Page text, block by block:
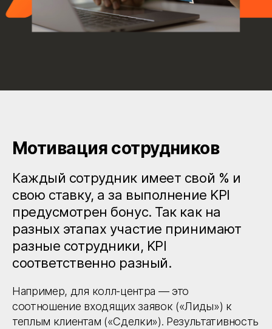
Мотивация сотрудников
Каждый сотрудник имеет свой % и
свою ставку, а за выполнение KPI
предусмотрен бонус. Так как на
разных этапах участие принимают
разные сотрудники, KPI
соответственно разный.
Например, для колл-центра — это
соотношение входящих заявок («Лиды») к
теплым клиентам («Сделки»). Результативность